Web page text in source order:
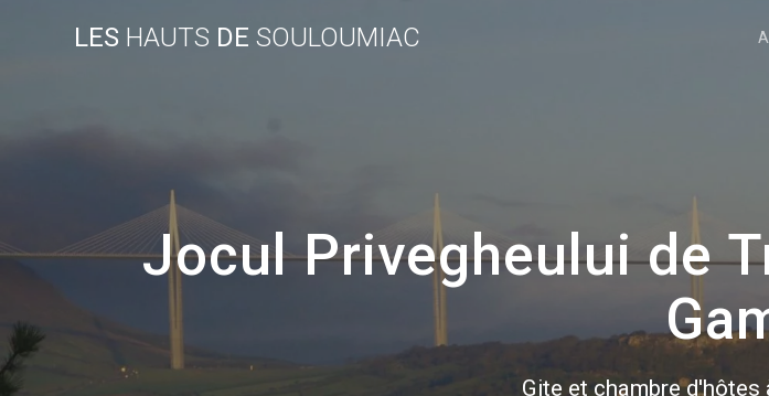
LES HAUTS DE SOULOUMIAC
Jocul Privegheului de
Gite et chambre d'hôtes